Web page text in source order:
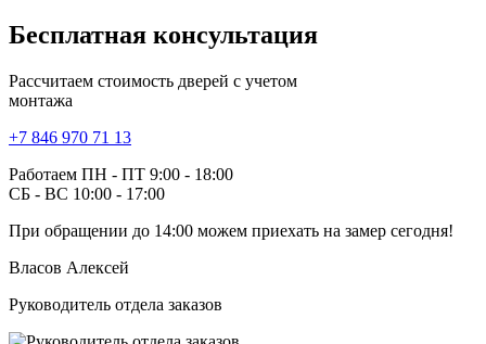
Бесплатная консультация
Рассчитаем стоимость дверей с учетом
монтажа
+7 846 970 71 13
Работаем ПН - ПТ 9:00 - 18:00
СБ - ВС 10:00 - 17:00
При обращении до 14:00 можем приехать на замер сегодня!
Власов Алексей
Руководитель отдела заказов